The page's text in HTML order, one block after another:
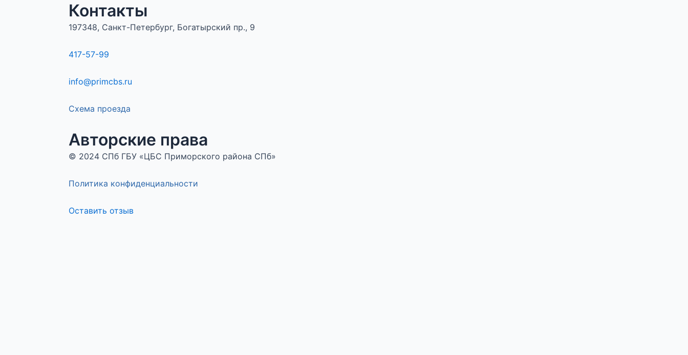
Контакты
197348, Санкт-Петербург, Богатырский пр., 9
417-57-99
info@primcbs.ru
Схема проезда
Авторские права
© 2024 СПб ГБУ «ЦБС Приморского района СПб»
Политика конфиденциальности
Оставить отзыв